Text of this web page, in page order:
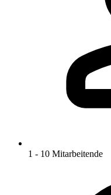
1 - 10 Mitarbeitende